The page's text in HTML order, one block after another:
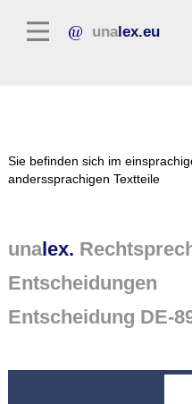
unalex.eu
Normtexte
Rechtsprechung
Sie befinden sich im
anderssprachigen Textteile
unalex.
Entscheidungen
Entscheidung DE-